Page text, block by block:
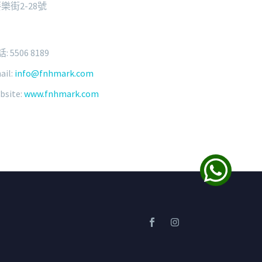
街2-28號
: 5506 8189
info@fnhmark.com
www.fnhmark.com